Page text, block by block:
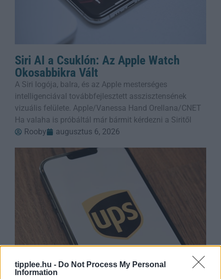
tipplee.hu - Do Not Process My Personal
Information
Siri AI a Csuklón: Az Apple Watch
Okosabbikra Vált
A Siri logója, balra, és az Apple mesterséges
intelligenciával továbbfejlesztett asszisztensének
vizuális felülete. Apple/Vanessa Hand Orellana/CNET
Ha valaha is próbáltál már bármit kérdezni a Siritől
Rooby
augusztus 6, 2026
A Feldolgozott Élelmiszerek Nagy